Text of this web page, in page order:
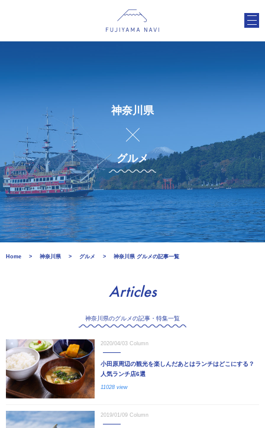
神奈川県
グルメ
Home 神奈川県 グルメ 神奈川県 グルメの記事一覧
Articles
神奈川県のグルメの記事・特集一覧
2020/04/03 Column
小田原周辺の観光を楽しんだあとはランチはどこにする？
人気ランチ店6選
11028 view
2019/01/09 Column